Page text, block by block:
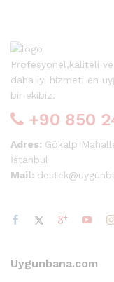
Profesyonel,kaliteli
daha iyi hizmeti en
bir ekibiz.
+90 850
Adres: Gökalp
İstanbul
Mail:
Uygunbana.com